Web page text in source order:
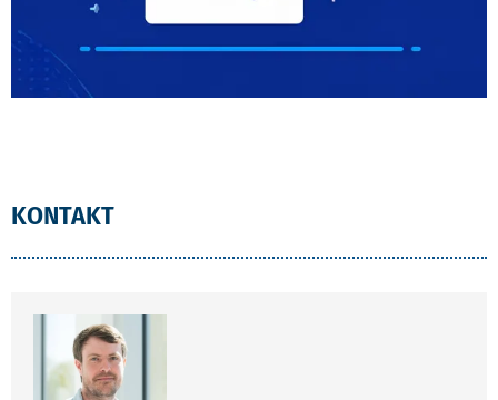
KONTAKT